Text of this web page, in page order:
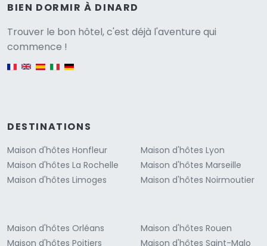
BIEN DORMIR À DINARD
Trouver le bon hôtel, c'est déjà l'aventure qui
commence !
DESTINATIONS
Maison d'hôtes Honfleur
Maison d'hôtes La Rochelle
Maison d'hôtes Limoges
Maison d'hôtes Lyon
Maison d'hôtes Marseille
Maison d'hôtes Noirmoutier
Maison d'hôtes Orléans
Maison d'hôtes Poitiers
Maison d'hôtes Rouen
Maison d'hôtes Saint-Malo